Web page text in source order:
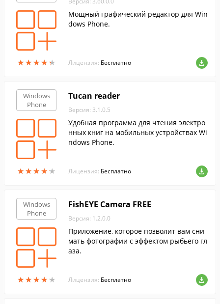
★★★★★
★★★★★
Мощный графический редактор для Win
dows Phone.
Лицензия: Бесплатно
Windows
Phone
★★★★★
★★★★★
Tucan reader
Версия: 3.1.0.5
Удобная программа для чтения электро
нных книг на мобильных устройствах Wi
ndows Phone.
Лицензия: Бесплатно
Windows
Phone
★★★★★
★★★★★
FishEYE Camera FREE
Версия: 1.2.0.0
Приложение, которое позволит вам сни
мать фотографии с эффектом рыбьего гл
аза.
Лицензия: Бесплатно